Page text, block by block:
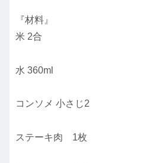
『材料』
米 2合
水 360ml
コンソメ 小さじ2
ステーキ肉 1枚